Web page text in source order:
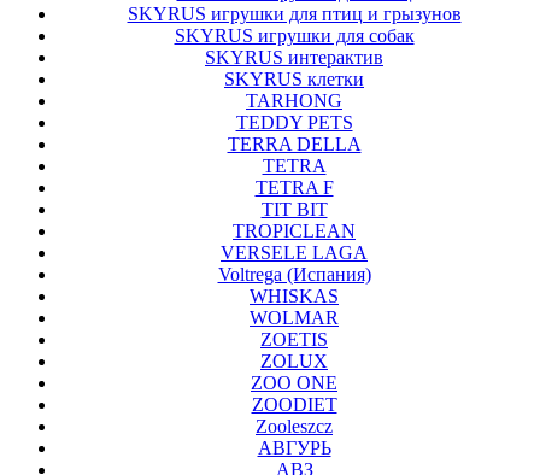
SKYRUS игрушки для птиц и грызунов
SKYRUS игрушки для собак
SKYRUS интерактив
SKYRUS клетки
TARHONG
TEDDY PETS
TERRA DELLA
TETRA
TETRA F
TIT BIT
TROPICLEAN
VERSELE LAGA
Voltrega (Испания)
WHISKAS
WOLMAR
ZOETIS
ZOLUX
ZOO ONE
ZOODIET
Zooleszcz
АВГУРЬ
АВЗ